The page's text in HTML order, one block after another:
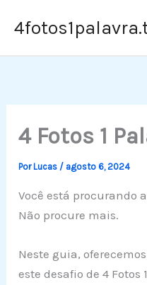
para
4 Fotos 1
PorLucas / agosto 6, 2024
Você está procurando
Não procure mais.
Neste guia,
este desafio de 4